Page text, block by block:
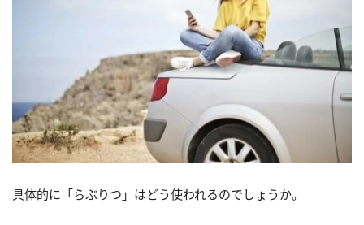
具体的に「らぶりつ」はどう使われるのでしょうか。